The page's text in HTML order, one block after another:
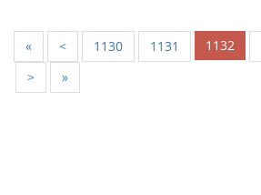
« < 1130 1131 1132
>
»